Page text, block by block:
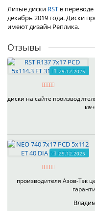
Литые диски RST в
декабрь 2019 года. Диски
имеют дизайн Реплика.
Отзывы
29.12.2025
диски на сайте
29.12.2025
производителя Азов-Тэк